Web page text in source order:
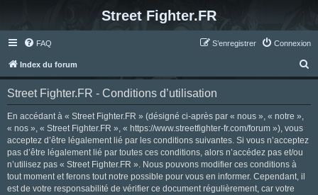
Street Fighter.FR
FAQ Connexion
S’enregistrer
Index du forum
e
Street Fighter.FR - Conditions d’utilisation
En accédant à « Street Fighter.FR » (désigné ci-après par « nous », « notre »,
« nos », « Street Fighter.FR », « https://www.streetfighter-fr.com/forum »), vous
acceptez d’être légalement lié par les conditions suivantes. Si vous n’acceptez
pas d’être légalement lié par toutes ces conditions, alors n’accédez pas et/ou
n’utilisez pas « Street Fighter.FR ». Nous pouvons modifier ces conditions à
tout moment et ferons tout notre possible pour vous en informer. Cependant, il
est de votre responsabilité de vérifier ce document régulièrement, car votre